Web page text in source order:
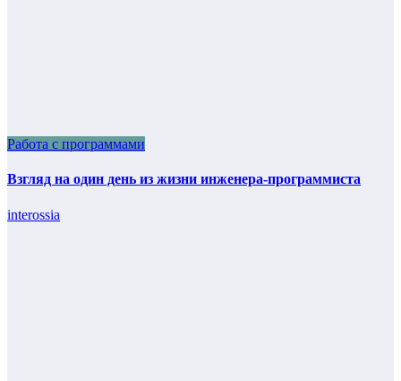
Работа с программами
Взгляд на один день из жизни инженера-программиста
interossia